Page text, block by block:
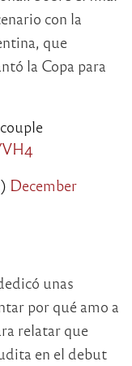
con la
que
la Copa para
December
unas
por qué amo a
relatar que
en el debut